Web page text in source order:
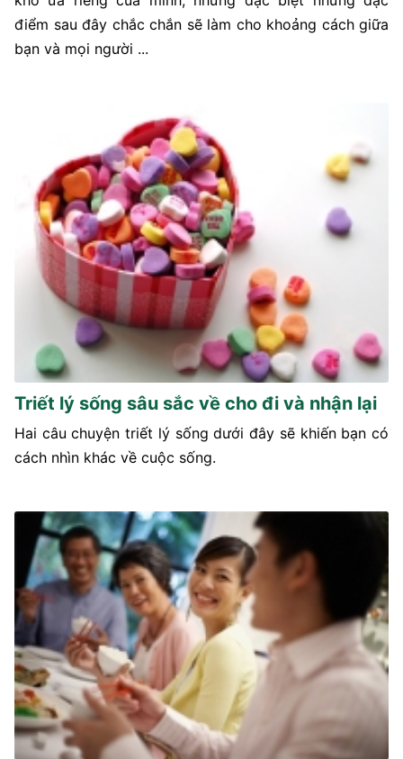
điểm sau đây chắc chắn sẽ làm cho khoảng cách giữa
bạn và mọi người ...
Triết lý sống sâu sắc về cho đi và nhận lại
Hai câu chuyện triết lý sống dưới đây sẽ khiến bạn có
cách nhìn khác về cuộc sống.